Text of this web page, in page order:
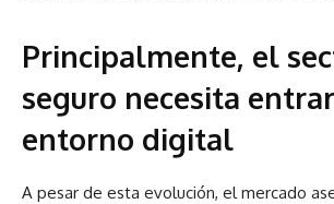
Principalmente, el
seguro necesita
entorno digital
A pesar de esta evolución, el mercado